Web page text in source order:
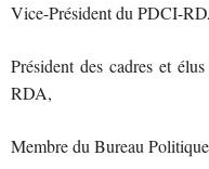
Vice-Président du PDCI-
Président des cadres et
RDA,
Membre du Bureau